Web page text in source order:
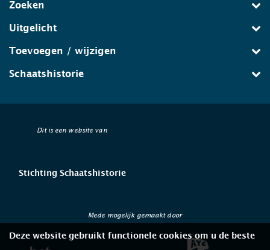
Zoeken
Uitgelicht
Toevoegen / wijzigen
Schaatshistorie
Dit is een website van
Stichting Schaatshistorie
Mede mogelijk gemaakt door
Deze website gebruikt functionele cookies om u de beste